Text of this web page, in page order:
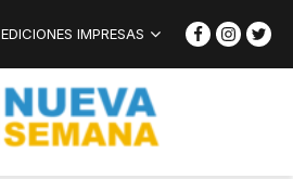
EDICIONES IMPRESAS